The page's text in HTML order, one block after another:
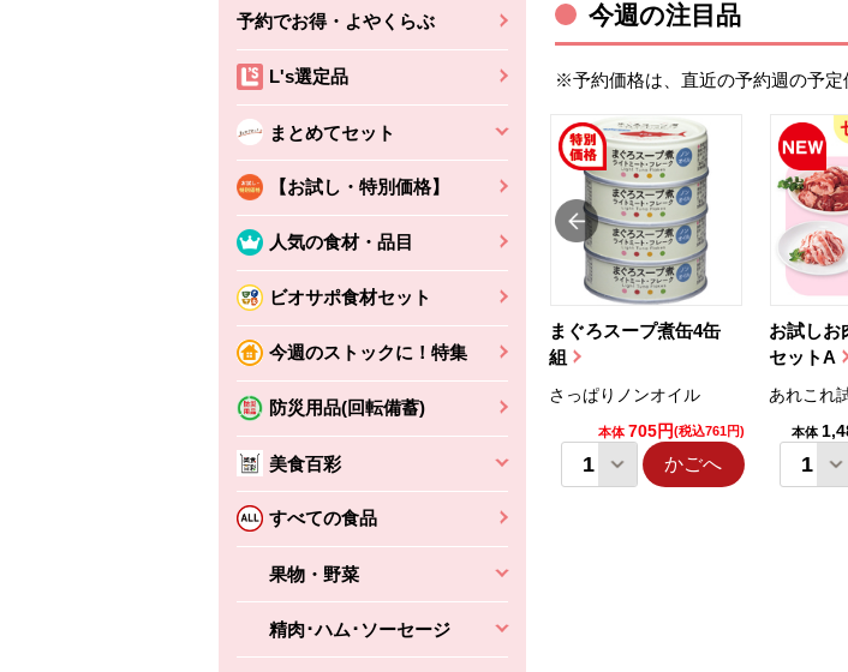
予約でお得・よやくらぶ
L's選定品
まとめてセット
【お試し・特別価格】
人気の食材・品目
ビオサポ食材セット
今週のストックに！特集
防災用品(回転備蓄)
美食百彩
すべての食品
果物・野菜
精肉･ハム･ソーセージ
今週の注目品
※予約価格は、直近の予約週の予定
まぐろスープ煮缶4缶
組
さっぱりノンオイル
本体 705円(税込761円)
かごへ
お試しお
セットA
あれこれ
本体
ちょこっと揚げ（香
えびの風味がぶわっ！
かごへ
バルサミコ
本体2,160円 (税込2,333円)
かごへ